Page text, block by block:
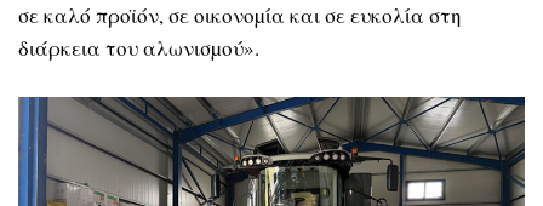
σε καλό προϊόν, σε οικονοµία και σε ευκολία στη
διάρκεια του αλωνισµού».